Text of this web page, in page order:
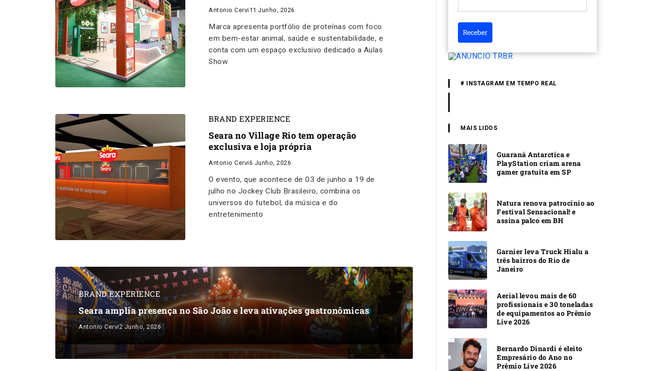
Antonio Cervi 11 Junho, 2026
Marca apresenta portfólio de proteínas com foco
em bem-estar animal, saúde e sustentabilidade, e
conta com um espaço exclusivo dedicado a Aulas
Show
BRAND EXPERIENCE
Seara no Village Rio tem operação
exclusiva e loja própria
Antonio Cervi6 Junho, 2026
O evento, que acontece de 03 de junho a 19 de
julho no Jockey Club Brasileiro, combina os
universos do futebol, da música e do
entretenimento
BRAND EXPERIENCE
Seara amplia presença no São João e leva ativações gastronômicas
Antonio Cervi2 Junho, 2026
Receber
# INSTAGRAM EM TEMPO REAL
MAIS LIDOS
Guaraná Antarctica e
PlayStation criam arena
gamer gratuita em SP
Natura renova patrocínio ao
Festival Sensacional! e
assina palco em BH
Garnier leva Truck Hialu a
três bairros do Rio de
Janeiro
Aerial levou mais de 60
profissionais e 30 toneladas
de equipamentos ao Prêmio
Live 2026
Bernardo Dinardi é eleito
Empresário do Ano no
Prêmio Live 2026